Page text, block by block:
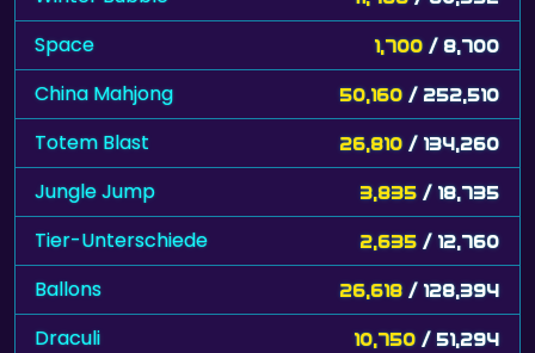
Space 1,700 / 8,700
China Mahjong 50,160 / 252,510
Totem Blast 26,810 / 134,260
Jungle Jump 3,835 / 18,735
Tier-Unterschiede 2,635 / 12,760
Ballons 26,618 / 128,394
Draculi 10,750 / 51,294